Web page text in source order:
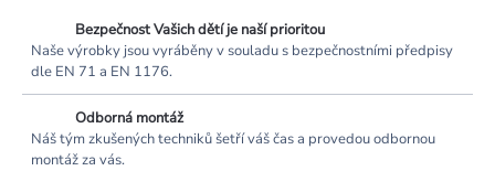
Bezpečnost Vašich dětí je naší prioritou
Naše výrobky jsou vyráběny v souladu s bezpečnostními předpisy
dle EN 71 a EN 1176.
Odborná montáž
Náš tým zkušených techniků šetří váš čas a provedou odbornou
montáž za vás.